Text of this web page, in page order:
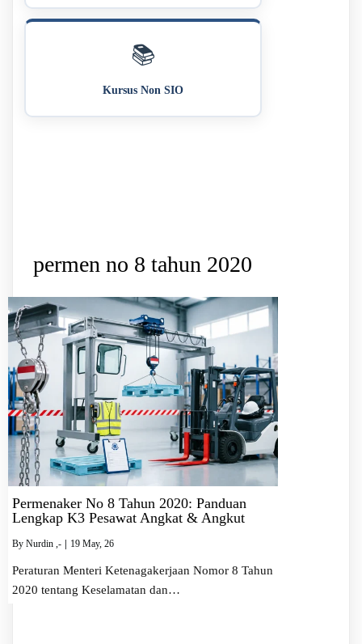
📚
Kursus Non SIO
permen no 8 tahun 2020
Permenaker No 8 Tahun 2020: Panduan
Lengkap K3 Pesawat Angkat & Angkut
By Nurdin ,- | 19 May, 26
Peraturan Menteri Ketenagakerjaan Nomor 8 Tahun
2020 tentang Keselamatan dan…